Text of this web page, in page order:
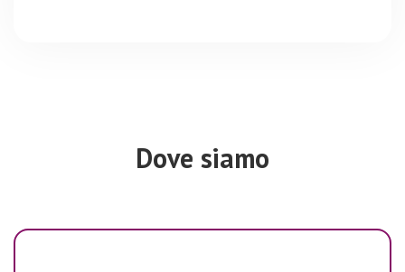
Dove siamo